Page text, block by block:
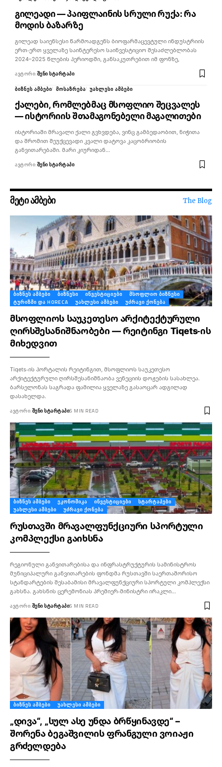
გილეადი — პაიფლაინის სრული რუქა: რა
მოდის ბაზარზე
გილეად საიენსესი წარმოადგენს ბიოფარმაცევტული ინდუსტრიის
ერთ-ერთ ყველაზე საინტერესო საინვესტიციო შესაძლებლობას
2024–2025 წლების პერიოდში, განსაკუთრებით იმ ფონზე,
ᲐᲕᲢᲝᲠᲘ:ᲨᲔᲜᲘ ᲡᲢᲐᲠᲢᲐᲞᲘ
ᲑᲘᲖᲜᲔᲡ ᲐᲛᲑᲔᲑᲘ ᲛᲝᲡᲐᲖᲠᲔᲑᲐ ᲣᲐᲮᲚᲔᲡᲘ ᲐᲛᲑᲔᲑᲘ
ქალები, რომლებმაც მსოფლიო შეცვალეს
— ისტორიის შთამაგონებელი მაგალითები
ისტორიაში მრავალი ქალი გვხვდება, ვინც გამბედაობით, ნიჭითა
და შრომით შეუქცევადი კვალი დატოვა კაცობრიობის
განვითარებაში. მარი კიურიდან…
ᲐᲕᲢᲝᲠᲘ:ᲨᲔᲜᲘ ᲡᲢᲐᲠᲢᲐᲞᲘ
მეტი ამბები The Blog
ᲑᲘᲖᲜᲔᲡ ᲐᲛᲑᲔᲑᲘ ᲑᲘᲖᲜᲔᲡᲘ ᲘᲜᲕᲔᲡᲢᲘᲪᲘᲔᲑᲘ
ᲛᲡᲝᲤᲚᲘᲝ ᲑᲘᲖᲜᲔᲡᲘ
ᲢᲣᲠᲘᲖᲛᲘ ᲓᲐ HORECA
ᲣᲐᲮᲚᲔᲡᲘ ᲐᲛᲑᲔᲑᲘ ᲣᲫᲠᲐᲕᲘ ᲥᲝᲜᲔᲑᲐ
მსოფლიოს საუკეთესო არქიტექტურული
ღირსშესანიშნაობები — რეიტინგი Tiqets-ის
მიხედვით
Tiqets-ის პორტალის რეიტინგით, მსოფლიოს საუკეთესო
არქიტექტურული ღირსშესანიშნაობა ვენეციის დოჟების სასახლეა.
ბარსელონას საგრადა ფამილია ყველაზე გასაოცარ ადგილად
დასახელდა.
ᲐᲕᲢᲝᲠᲘ:ᲨᲔᲜᲘ ᲡᲢᲐᲠᲢᲐᲞᲘ5 MIN READ
ᲑᲘᲖᲜᲔᲡ ᲐᲛᲑᲔᲑᲘ ᲔᲙᲝᲜᲝᲛᲘᲙᲐ ᲘᲜᲕᲔᲡᲢᲘᲪᲘᲔᲑᲘ
ᲡᲢᲐᲠᲢᲐᲞᲔᲑᲘ
ᲣᲐᲮᲚᲔᲡᲘ ᲐᲛᲑᲔᲑᲘ
ᲣᲫᲠᲐᲕᲘ ᲥᲝᲜᲔᲑᲐ
რუსთავში მრავალფუნქციური სპორტული
კომპლექსი გაიხსნა
რეგიონული განვითარებისა და ინფრასტრუქტურის სამინისტროს
მუნიციპალური განვითარების ფონდმა რუსთავში საერთაშორისო
სტანდარტების შესაბამისი მრავალფუნქციური სპორტული კომპლექსი
გახსნა. გახსნის ცერემონიას პრემიერ-მინისტრი ირაკლი…
ᲐᲕᲢᲝᲠᲘ:ᲨᲔᲜᲘ ᲡᲢᲐᲠᲢᲐᲞᲘ5 MIN READ
ᲑᲘᲖᲜᲔᲡ ᲐᲛᲑᲔᲑᲘ ᲣᲐᲮᲚᲔᲡᲘ ᲐᲛᲑᲔᲑᲘ
„დივა“, „სულ ასე უნდა ბრწყინავდე“ –
შორენა ბეგაშვილის ფრანგული ვოიაჟი
გრძელდება